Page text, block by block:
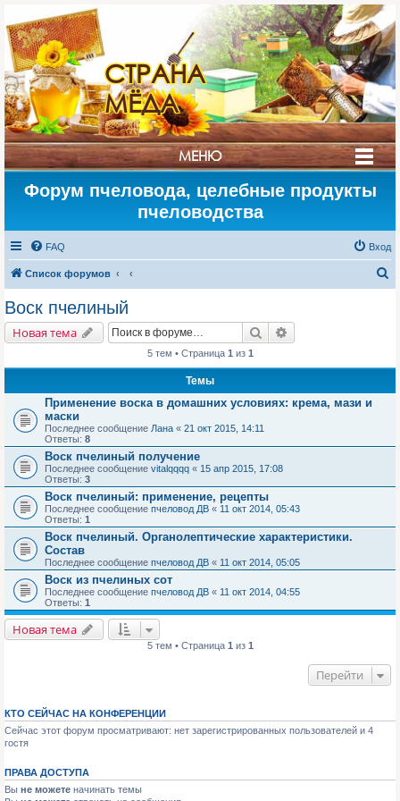
СТРАНА
МЁДА
МЕНЮ
Форум пчеловода, целебные продукты
пчеловодства
FAQ Вход
Список форумов
Воск пчелиный
Новая тема Поиск
5 тем • Страница 1 из 1
Темы
Применение воска в домашних условиях: крема, мази и
маски
Последнее сообщение Лана « 21 окт 2015, 14:11
Ответы: 8
Воск пчелиный получение
Последнее сообщение vitalqqqq « 15 апр 2015, 17:08
Ответы: 3
Воск пчелиный: применение, рецепты
Последнее сообщение пчеловод ДВ « 11 окт 2014, 05:43
Ответы: 1
Воск пчелиный. Органолептические характеристики.
Состав
Последнее сообщение пчеловод ДВ « 11 окт 2014, 05:05
Воск из пчелиных сот
Последнее сообщение пчеловод ДВ « 11 окт 2014, 04:55
Ответы: 1
Новая тема
5 тем • Страница 1 из 1
Перейти
КТО СЕЙЧАС НА КОНФЕРЕНЦИИ
Сейчас этот форум просматривают: нет зарегистрированных пользователей и 4
гостя
ПРАВА ДОСТУПА
Вы не можете начинать темы